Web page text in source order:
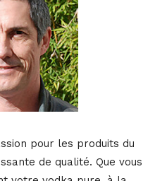
pour les produits du
de qualité. Que vous